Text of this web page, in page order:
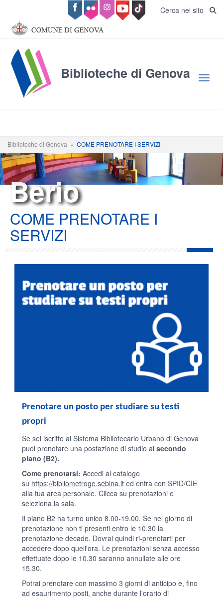
Salta al contenuto principale Cerca nel sito
Biblioteche di Genova
Biblioteche di Genova » COME PRENOTARE I SERVIZI
Berio
COME PRENOTARE I
SERVIZI
Prenotare un posto per studiare su testi
propri
Se sei iscritto al Sistema Bibliotecario Urbano di Genova
puoi prenotare una postazione di studio al secondo
piano (B2).
Come prenotarsi: Accedi al catalogo
su https://bibliometroge.sebina.it ed entra con SPID/CIE
alla tua area personale. Clicca su prenotazioni e
seleziona la sala.
Il piano B2 ha turno unico 8.00-19.00. Se nel giorno di
prenotazione non ti presenti entro le 10.30 la
prenotazione decade. Dovrai quindi ri-prenotarti per
accedere dopo quell'ora. Le prenotazioni senza accesso
effettuate dopo le 10.30 saranno annullate alle ore
15.30.
Potrai prenotare con massimo 3 giorni di anticipo e, fino
ad esaurimento posti, anche durante l'orario di